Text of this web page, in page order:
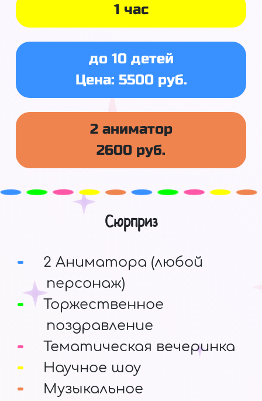
1 час
до 10 детей
Цена: 5500 руб.
2 аниматор
2600 руб.
Сюрприз
2 Аниматора (любой
персонаж)
Торжественное
поздравление
Тематическая вечеринка
Научное шоу
Музыкальное